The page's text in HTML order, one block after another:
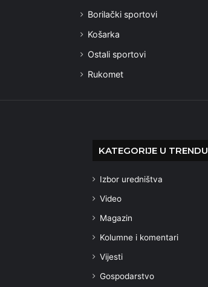
Borilački sportovi
Košarka
Ostali sportovi
Rukomet
KATEGORIJE U TRENDU
Izbor uredništva
Video
Magazin
Kolumne i komentari
Vijesti
Gospodarstvo